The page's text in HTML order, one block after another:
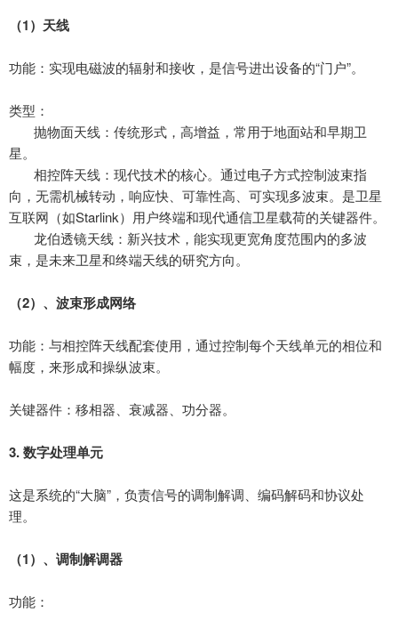
（1） 天线
功能：实现电磁波的辐射和接收，是信号进出设备的“门户”。
类型：
抛物面天线：传统形式，高增益，常用于地面站和早期卫
星。
相控阵天线：现代技术的核心。通过电子方式控制波束指
向，无需机械转动，响应快、可靠性高、可实现多波束。是卫星
互联网（如Starlink）用户终端和现代通信卫星载荷的关键器件。
龙伯透镜天线：新兴技术，能实现更宽角度范围内的多波
束，是未来卫星和终端天线的研究方向。
（2）、 波束形成网络
功能：与相控阵天线配套使用，通过控制每个天线单元的相位和
幅度，来形成和操纵波束。
关键器件：移相器、衰减器、功分器。
3.数字处理单元
这是系统的“大脑”，负责信号的调制解调、编码解码和协议处
理。
（1）、 调制解调器
功能：